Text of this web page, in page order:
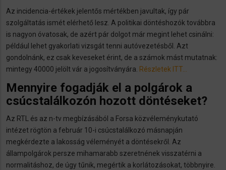
Az incidencia-értékek jelentős mértékben javultak, így pár
szolgáltatás ismét elérhető lesz. A politikai döntéshozók továbbra
is nagyon óvatosak, de azért pár dolgot már megint lehet csinálni:
például lehet gyakorlati vizsgát tenni autóvezetésből. Azt
gondolnánk, ez csak keveseket érint, de a számok mást mutatnak:
mintegy 40000 jelölt vár a jogosítványára. Részletek ITT…
Mennyire fogadják el a polgárok a
csúcstalálkozón hozott döntéseket?
Az RTL és az n-tv megbízásából a Forsa közvéleménykutató
intézet rögtön a február 10-i csúcstalálkozó másnapján
megkérdezte a lakosság véleményét a döntésekről. Az
állampolgárok persze mihamarabb szeretnének visszatérni a
normalitáshoz, de úgy tűnik, megértik a korlátozásokat, többnyire.